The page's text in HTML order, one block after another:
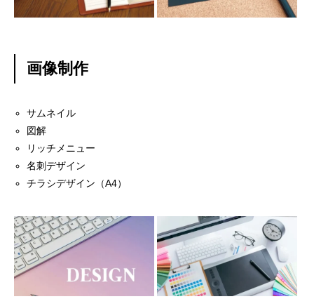
画像制作
サムネイル
図解
リッチメニュー
名刺デザイン
チラシデザイン（A4）